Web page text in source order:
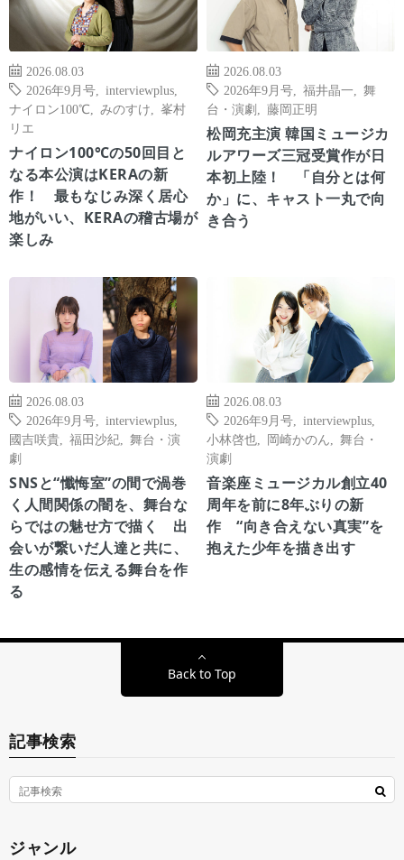
2026.08.03
2026年9月号
interviewplus
ナイロン100℃
みのすけ
峯村
リエ
ナイロン100℃の50回目と
なる本公演はKERAの新
作！ 最もなじみ深く居心
地がいい、KERAの稽古場が
楽しみ
2026.08.03
2026年9月号
福井晶一
舞
台・演劇
藤岡正明
松岡充主演 韓国ミュージカ
ルアワーズ三冠受賞作が日
本初上陸！ 「自分とは何
か」に、キャスト一丸で向
き合う
2026.08.03
2026年9月号
interviewplus
國吉咲貴
福田沙紀
舞台・演
劇
SNSと“懺悔室”の間で渦巻
く人間関係の闇を、舞台な
らではの魅せ方で描く 出
会いが繋いだ人達と共に、
生の感情を伝える舞台を作
る
2026.08.03
2026年9月号
interviewplus
小林啓也
岡崎かのん
舞台・
演劇
音楽座ミュージカル創立40
周年を前に8年ぶりの新
作 “向き合えない真実”を
抱えた少年を描き出す
Back to Top
記事検索
ジャンル